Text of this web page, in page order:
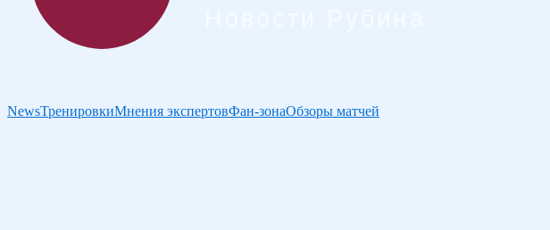
NewsТренировкиМнения экспертовФан-зонаОбзоры матчей